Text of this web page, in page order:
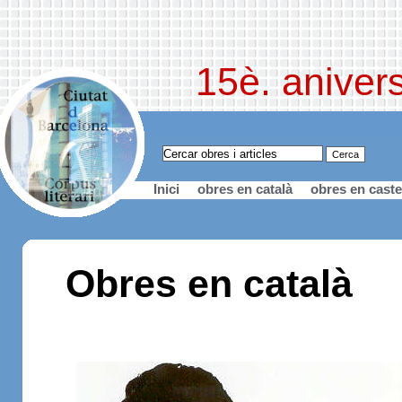
15è.
Inici obres en català obres en
Obres en català